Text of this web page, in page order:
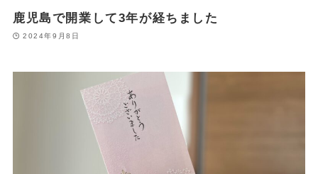
鹿児島で開業して3年が経ちました
2024年9月8日